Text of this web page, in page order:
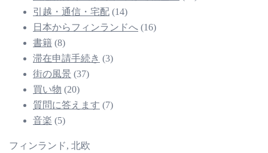
引越・通信・宅配 (14)
日本からフィンランドへ (16)
書籍 (8)
滞在申請手続き (3)
街の風景 (37)
買い物 (20)
質問に答えます (7)
音楽 (5)
フィンランド, 北欧